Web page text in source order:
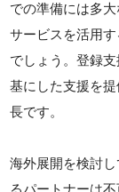
での準備には多
サービスを活用
でしょう。登録
基にした支援を
長です。
海外展開を検討
るパートナーは